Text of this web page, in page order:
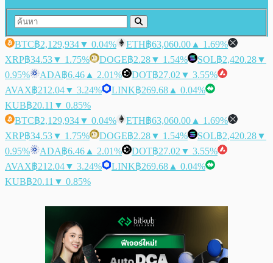
BTC฿2,129,934▼ 0.04% ETH฿63,060.00 ▲ 1.69%
XRP฿34.53▼ 1.75% DOGE฿2.28▼ 1.54% SOL฿2,420.28▼
0.95%
ADA฿6.46 ▲ 2.01% DOT฿27.02 ▼ 3.55%
AVAX฿212.04▼ 3.24% LINK฿269.68 ▲ 0.04%
KUB฿20.11 ▼ 0.85%
BTC฿2,129,934▼ 0.04% ETH฿63,060.00 ▲ 1.69%
XRP฿34.53▼ 1.75% DOGE฿2.28▼ 1.54% SOL฿2,420.28▼
0.95%
ADA฿6.46 ▲ 2.01% DOT฿27.02 ▼ 3.55%
AVAX฿212.04▼ 3.24% LINK฿269.68 ▲ 0.04%
KUB฿20.11 ▼ 0.85%